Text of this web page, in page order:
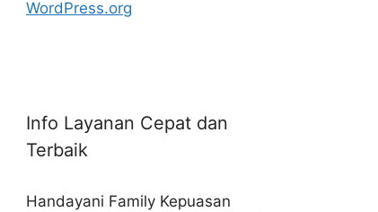
WordPress.org
Info Layanan Cepat dan
Terbaik
Handayani Family Kepuasan